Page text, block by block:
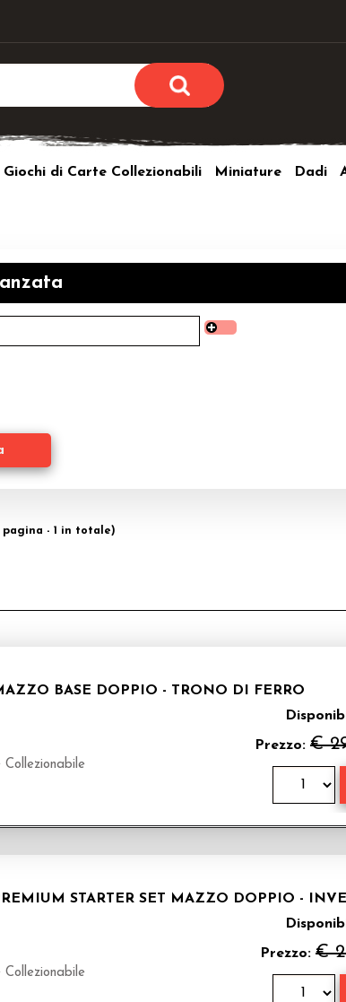
utente e la password e poi
Giochi di Carte Collezionabili Miniature Dadi
- 1 in totale)
BASE DOPPIO - TRONO DI FERRO
Prezzo: €
STARTER SET MAZZO DOPPIO -
Prezzo: €